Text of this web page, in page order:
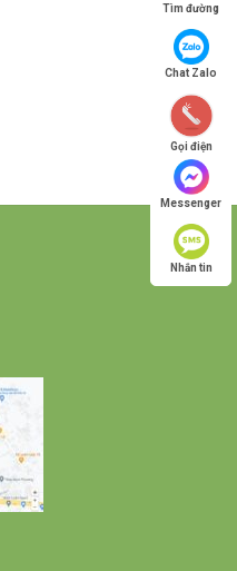
Tìm đường
Chat Zalo
Gọi điện
Messenger
Nhắn tin